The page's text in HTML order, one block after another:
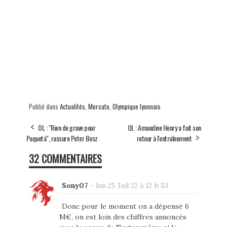
Publié dans Actualités Mercato Olympique lyonnais
OL : "Rien de grave pour
Paquetá", rassure Peter Bosz
OL : Amandine Henry a fait son
retour à l'entraînement
32 COMMENTAIRES
Sony07 - lun 25 Juil 22 à 12 h 53
Donc pour le moment on a dépensé 6
M€, on est loin des chiffres annoncés